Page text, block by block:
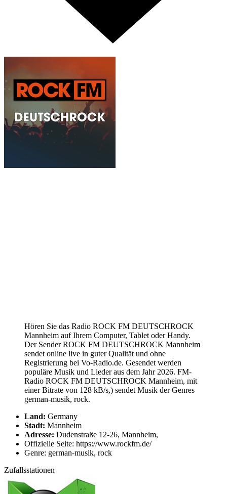
Hören Sie das Radio ROCK FM DEUTSCHROCK
Mannheim auf Ihrem Computer, Tablet oder Handy.
Der Sender ROCK FM DEUTSCHROCK Mannheim
sendet online live in guter Qualität und ohne
Registrierung bei Vo-Radio.de. Gesendet werden
populäre Musik und Lieder aus dem Jahr 2026. FM-
Radio ROCK FM DEUTSCHROCK Mannheim, mit
einer Bitrate von 128 kB/s,) sendet Musik der Genres
german-musik, rock.
Land: Germany
Stadt: Mannheim
Adresse: Dudenstraße 12-26, Mannheim,
Offizielle Seite: https://www.rockfm.de/
Genre: german-musik, rock
Zufallsstationen